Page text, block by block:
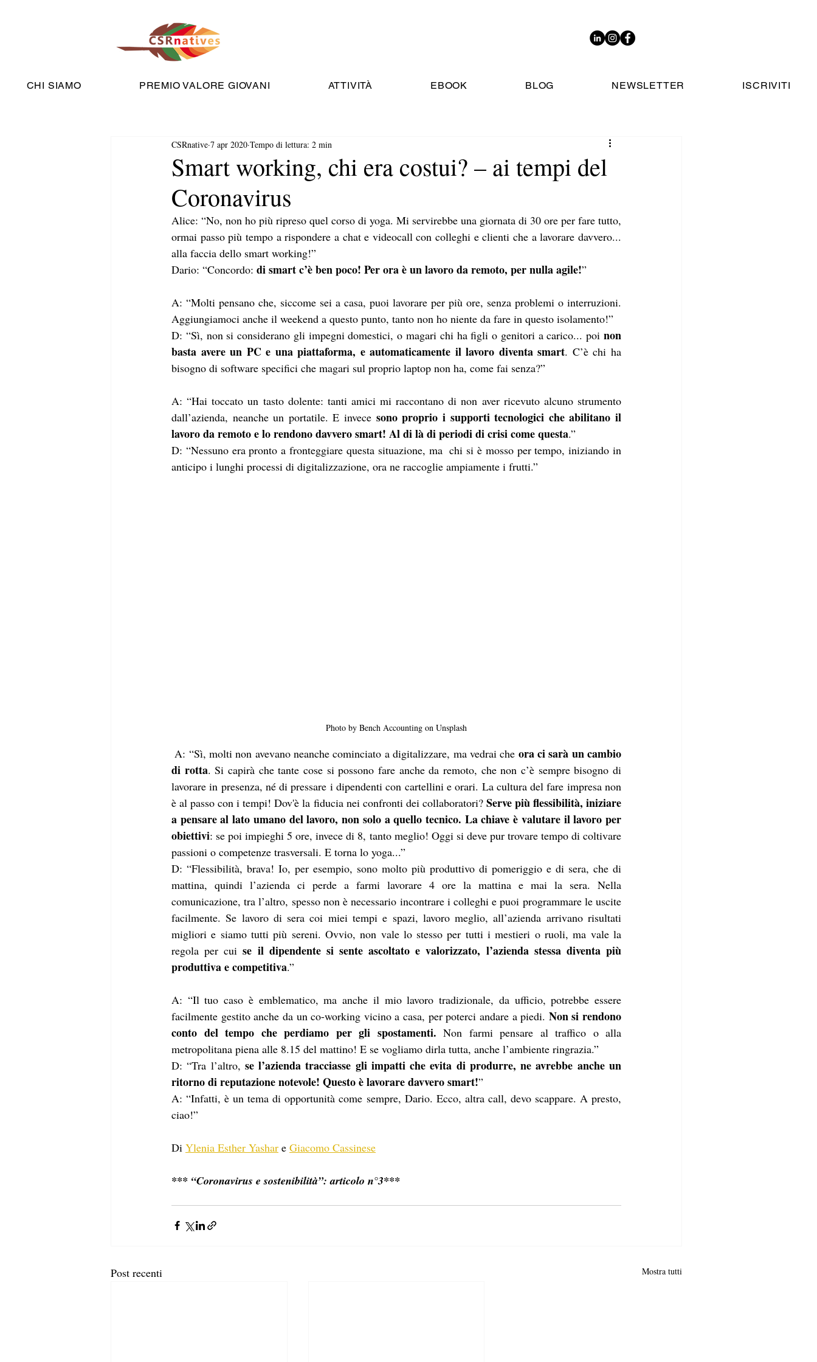
CHI SIAMO PREMIO VALORE GIOVANI ATTIVITÀ EBOOK BLOG NEWSLETTER ISCRIVITI
Smart working, chi era costui? – ai tempi del
Coronavirus
CSRnative 7 apr 2020 Tempo di lettura: 2 min
Alice: “No, non ho più ripreso quel corso di yoga. Mi servirebbe una giornata di 30 ore per fare tutto,
ormai passo più tempo a rispondere a chat e videocall con colleghi e clienti che a lavorare davvero...
alla faccia dello smart working!”
Dario: “Concordo: di smart c’è ben poco! Per ora è un lavoro da remoto, per nulla agile!”
A: “Molti pensano che, siccome sei a casa, puoi lavorare per più ore, senza problemi o interruzioni.
Aggiungiamoci anche il weekend a questo punto, tanto non ho niente da fare in questo isolamento!”
D: “Sì, non si considerano gli impegni domestici, o magari chi ha figli o genitori a carico... poi non
basta avere un PC e una piattaforma, e automaticamente il lavoro diventa smart. C’è chi ha
bisogno di software specifici che magari sul proprio laptop non ha, come fai senza?”
A: “Hai toccato un tasto dolente: tanti amici mi raccontano di non aver ricevuto alcuno strumento
dall’azienda, neanche un portatile. E invece sono proprio i supporti tecnologici che abilitano il
lavoro da remoto e lo rendono davvero smart! Al di là di periodi di crisi come questa.”
D: “Nessuno era pronto a fronteggiare questa situazione, ma  chi si è mosso per tempo, iniziando in
anticipo i lunghi processi di digitalizzazione, ora ne raccoglie ampiamente i frutti.”
Photo by Bench Accounting on Unsplash
A: “Sì, molti non avevano neanche cominciato a digitalizzare, ma vedrai che ora ci sarà un cambio
di rotta. Si capirà che tante cose si possono fare anche da remoto, che non c’è sempre bisogno di
lavorare in presenza, né di pressare i dipendenti con cartellini e orari. La cultura del fare impresa non
è al passo con i tempi! Dov'è la fiducia nei confronti dei collaboratori? Serve più flessibilità, iniziare
a pensare al lato umano del lavoro, non solo a quello tecnico. La chiave è valutare il lavoro per
obiettivi: se poi impieghi 5 ore, invece di 8, tanto meglio! Oggi si deve pur trovare tempo di coltivare
passioni o competenze trasversali. E torna lo yoga...”
D: “Flessibilità, brava! Io, per esempio, sono molto più produttivo di pomeriggio e di sera, che di
mattina, quindi l’azienda ci perde a farmi lavorare 4 ore la mattina e mai la sera. Nella
comunicazione, tra l’altro, spesso non è necessario incontrare i colleghi e puoi programmare le uscite
facilmente. Se lavoro di sera coi miei tempi e spazi, lavoro meglio, all’azienda arrivano risultati
migliori e siamo tutti più sereni. Ovvio, non vale lo stesso per tutti i mestieri o ruoli, ma vale la
regola per cui se il dipendente si sente ascoltato e valorizzato, l’azienda stessa diventa più
produttiva e competitiva.”
A: “Il tuo caso è emblematico, ma anche il mio lavoro tradizionale, da ufficio, potrebbe essere
facilmente gestito anche da un co-working vicino a casa, per poterci andare a piedi. Non si rendono
conto del tempo che perdiamo per gli spostamenti. Non farmi pensare al traffico o alla
metropolitana piena alle 8.15 del mattino! E se vogliamo dirla tutta, anche l’ambiente ringrazia.”
D: “Tra l’altro, se l’azienda tracciasse gli impatti che evita di produrre, ne avrebbe anche un
ritorno di reputazione notevole! Questo è lavorare davvero smart!”
A: “Infatti, è un tema di opportunità come sempre, Dario. Ecco, altra call, devo scappare. A presto,
ciao!”
Di Ylenia Esther Yashar e Giacomo Cassinese
*** “Coronavirus e sostenibilità”: articolo n°3***
Post recenti Mostra tutti